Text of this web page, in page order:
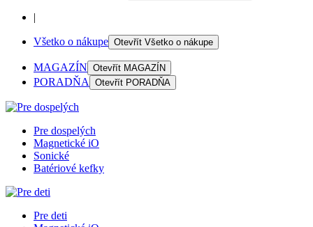
|
Všetko o nákupe Otevřít Všetko o nákupe
MAGAZÍN Otevřít MAGAZÍN
PORADŇA Otevřít PORADŇA
Pre dospelých
Magnetické iO
Sonické
Batériové kefky
Pre deti